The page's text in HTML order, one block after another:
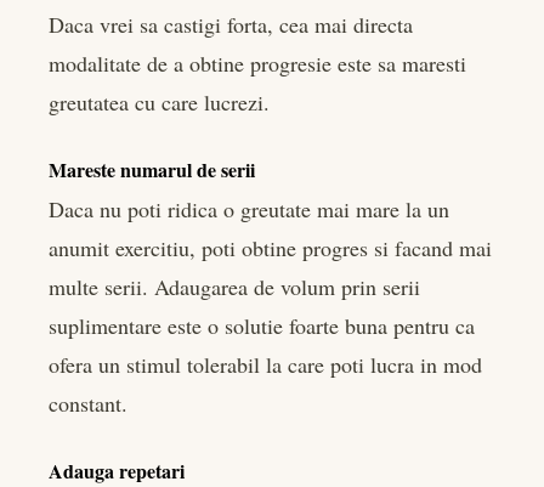
Daca vrei sa castigi forta, cea mai directa
modalitate de a obtine progresie este sa maresti
greutatea cu care lucrezi.
Mareste numarul de serii
Daca nu poti ridica o greutate mai mare la un
anumit exercitiu, poti obtine progres si facand mai
multe serii. Adaugarea de volum prin serii
suplimentare este o solutie foarte buna pentru ca
ofera un stimul tolerabil la care poti lucra in mod
constant.
Adauga repetari